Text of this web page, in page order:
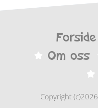
Forside
Om oss
Copyright